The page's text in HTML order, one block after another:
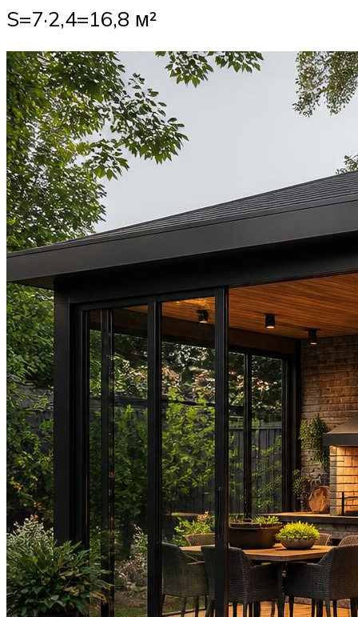
S=7·2,4=16,8 м²